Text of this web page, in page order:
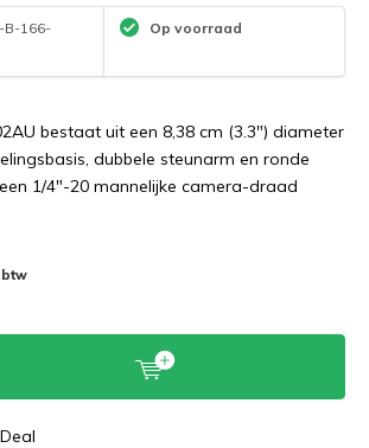
B-166-
Op voorraad
bestaat uit een 8,38 cm (3.3") diameter
dubbele steunarm en ronde
1/4"-20 mannelijke camera-draad
btw